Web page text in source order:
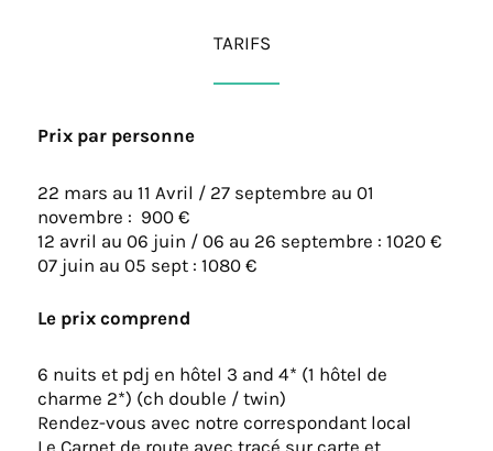
TARIFS
Prix par personne
22 mars au 11 Avril / 27 septembre au 01
novembre : 900 €
12 avril au 06 juin / 06 au 26 septembre : 1020 €
07 juin au 05 sept : 1080 €
Le prix comprend
6 nuits et pdj en hôtel 3 and 4* (1 hôtel de
charme 2*) (ch double / twin)
Rendez-vous avec notre correspondant local